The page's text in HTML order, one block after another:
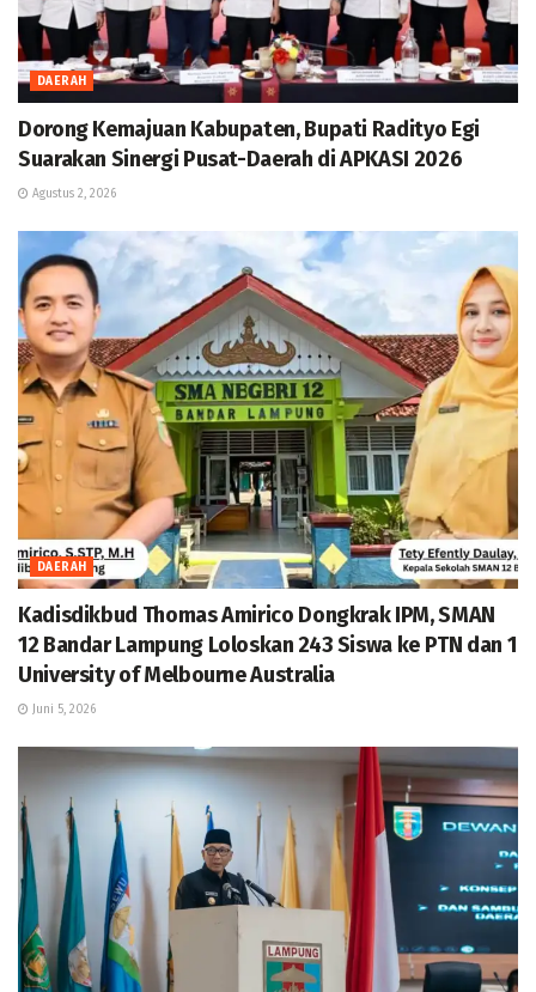
DAERAH
Dorong Kemajuan Kabupaten, Bupati Radityo Egi
Suarakan Sinergi Pusat-Daerah di APKASI 2026
Agustus 2, 2026
DAERAH
Kadisdikbud Thomas Amirico Dongkrak IPM, SMAN
12 Bandar Lampung Loloskan 243 Siswa ke PTN dan 1
University of Melbourne Australia
Juni 5, 2026